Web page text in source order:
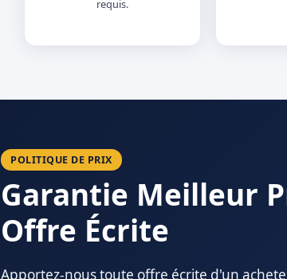
requis.
POLITIQUE DE PRIX
Garantie Meilleur
Offre Écrite
Apportez-nous toute offre écrite d'un